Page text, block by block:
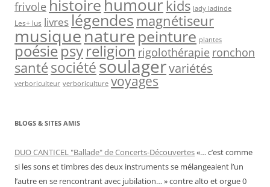
frivole histoirehumour kids lady ladinde
Les+ lus livreslégendes magnétiseur
musiquenature peinture plantes
poésiepsyreligion rigolothérapie ronchon
santésociétésoulagervariétés
verboriculteur verboriculture voyages
BLOGS & SITES AMIS
DUO CANTICEL "Ballade" de Concerts-Découvertes«… c’est comme
si les sons et timbres des deux instruments se mélangeaient l’un
l’autre en se rencontrant avec jubilation… » contre alto et orgue 0